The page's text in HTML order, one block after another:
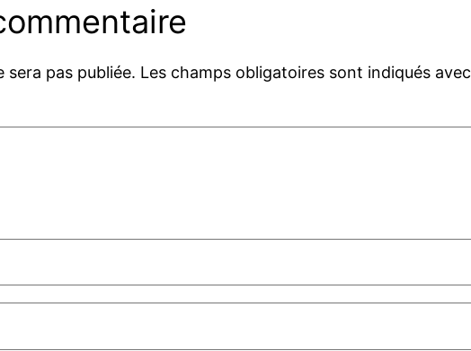
sera pas publiée. Les champs obligatoires sont indiqués avec